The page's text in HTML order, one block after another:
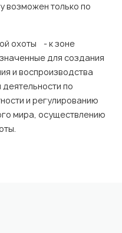
возможен только по
охоты - к зоне
для создания
и воспроизводства
по
и регулированию
мира, осуществлению